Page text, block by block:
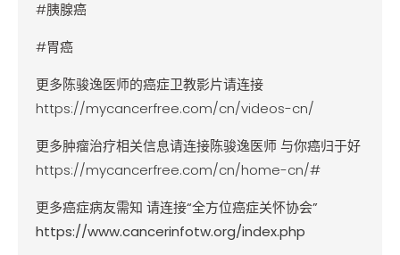
#胰腺癌
#胃癌
更多陈骏逸医师的癌症卫教影片请连接
https://mycancerfree.com/cn/videos-cn/
更多肿瘤治疗相关信息请连接陈骏逸医师 与你癌归于好
https://mycancerfree.com/cn/home-cn/#
更多癌症病友需知 请连接“全方位癌症关怀协会”
https://www.cancerinfotw.org/index.php